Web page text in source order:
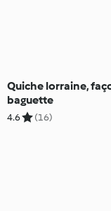
Quiche lorraine,
baguette
4.6 (16)